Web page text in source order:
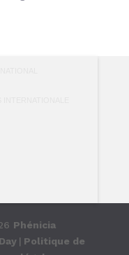
Phénicia
| Politique de